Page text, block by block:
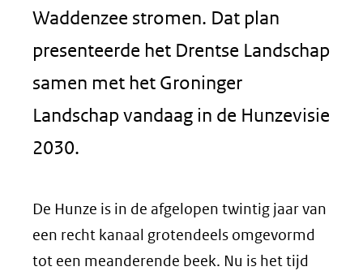
Waddenzee stromen. Dat plan
presenteerde het Drentse Landschap
samen met het Groninger
Landschap vandaag in de Hunzevisie
2030.
De Hunze is in de afgelopen twintig jaar van
een recht kanaal grotendeels omgevormd
tot een meanderende beek. Nu is het tijd